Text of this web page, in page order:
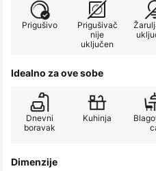
Prigušivo
Prigušivač
nije
uključen
Idealno za ove sobe
Dnevni
boravak
Kuhinja
Dimenzije